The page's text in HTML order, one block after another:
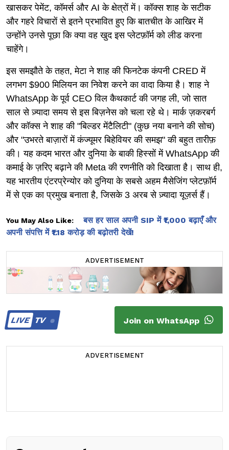
खासकर पेमेंट, कॉमर्स और AI के क्षेत्रों में। कॉक्स शाह के सटीक
और गहरे विचारों से इतने प्रभावित हुए कि बातचीत के आखिर में
उन्होंने उनसे पूछा कि क्या वह खुद इस प्लेटफ़ॉर्म को लीड करना
चाहेंगे।
इस समझौते के तहत, मेटा ने शाह की फिनटेक कंपनी CRED में
लगभग $900 मिलियन का निवेश करने का वादा किया है। शाह ने
WhatsApp के पूर्व CEO विल कैथकार्ट की जगह ली, जो सात
साल से ज़्यादा समय से इस बिज़नेस को चला रहे थे। मार्क ज़करबर्ग
और कॉक्स ने शाह की "बिल्डर मेंटैलिटी" (कुछ नया बनाने की सोच)
और "उभरते बाज़ारों में कंज्यूमर बिहेवियर की समझ" की बहुत तारीफ़
की। यह कदम भारत और दुनिया के बाकी हिस्सों में WhatsApp की
कमाई के ज़रिए बढ़ाने की Meta की रणनीति को दिखाता है। साथ ही,
यह भारतीय एंटरप्रेन्योर को दुनिया के सबसे अहम मैसेजिंग प्लेटफ़ॉर्म
में से एक का प्रमुख बनाता है, जिसके 3 अरब से ज़्यादा यूज़र्स हैं।
You May Also Like:
बस हर साल अपनी SIP में ₹1,000 बढ़ाएँ और
अपनी संपत्ति में ₹1.18 करोड़ की बढ़ोतरी देखें!
ADVERTISEMENT
LIVETV Join on WhatsApp
ADVERTISEMENT